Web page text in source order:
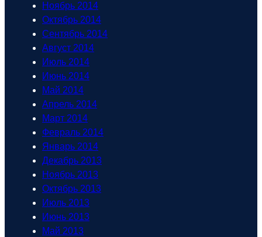
Ноябрь 2014
Октябрь 2014
Сентябрь 2014
Август 2014
Июль 2014
Июнь 2014
Май 2014
Апрель 2014
Март 2014
Февраль 2014
Январь 2014
Декабрь 2013
Ноябрь 2013
Октябрь 2013
Июль 2013
Июнь 2013
Май 2013